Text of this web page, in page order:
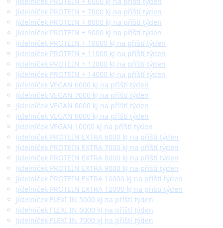
Jídelníček PROTEIN + 7000 kJ na příští týden
Jídelníček PROTEIN + 8000 kJ na příští týden
Jídelníček PROTEIN + 9000 kJ na příští týden
Jídelníček PROTEIN + 10000 kJ na příští týden
Jídelníček PROTEIN + 11000 kJ na příští týden
Jídelníček PROTEIN + 12000 kJ na příští týden
Jídelníček PROTEIN + 14000 kJ na příští týden
Jídelníček VEGAN 6000 kJ na příští týden
Jídelníček VEGAN 7000 kJ na příští týden
Jídelníček VEGAN 8000 kJ na příští týden
Jídelníček VEGAN 9000 kJ na příští týden
Jídelníček VEGAN 10000 kJ na příští týden
Jídelníček PROTEIN EXTRA 6000 kJ na příští týden
Jídelníček PROTEIN EXTRA 7000 kJ na příští týden
Jídelníček PROTEIN EXTRA 8000 kJ na příští týden
Jídelníček PROTEIN EXTRA 9000 kJ na příští týden
Jídelníček PROTEIN EXTRA 10000 kJ na příští týden
Jídelníček PROTEIN EXTRA 12000 kJ na příští týden
Jídelníček FLEXI IN 5000 kJ na příští týden
Jídelníček FLEXI IN 6000 kJ na příští týden
Jídelníček FLEXI IN 7000 kJ na příští týden